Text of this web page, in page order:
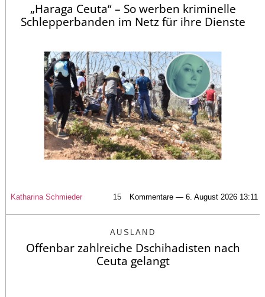
„Haraga Ceuta“ – So werben kriminelle
Schlepperbanden im Netz für ihre Dienste
Katharina Schmieder 15 Kommentare — 6. August 2026 13:11
AUSLAND
Offenbar zahlreiche Dschihadisten nach
Ceuta gelangt